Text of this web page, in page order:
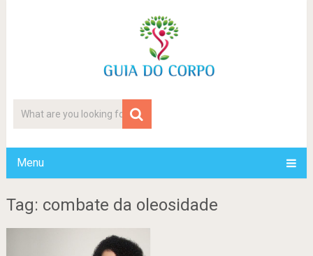
Menu
Tag: combate da oleosidade